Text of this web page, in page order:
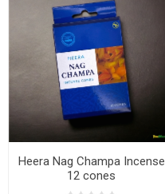
Heera Nag Champa Incense
12 cones